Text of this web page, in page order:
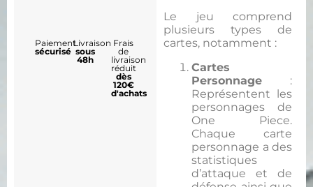
Le jeu comprend
plusieurs types de
cartes, notamment :
Cartes
Personnage :
Représentent les
personnages de
One Piece.
Chaque carte
personnage a des
statistiques
d’attaque et de
Paiement
sécurisé
Livraison
sous
48h
Frais
de
livraison
réduit
dès
120€
d'achats